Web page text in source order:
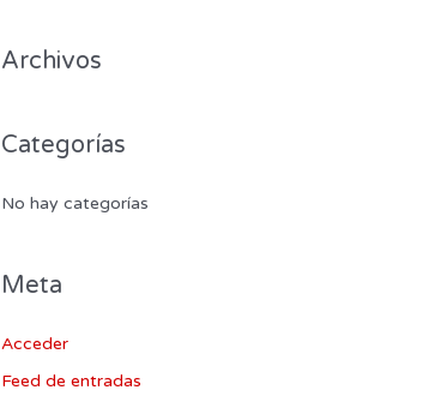
Archivos
Categorías
No hay categorías
Meta
Acceder
Feed de entradas